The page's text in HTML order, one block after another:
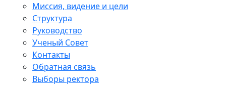
Миссия, видение и цели
Структура
Руководство
Ученый Совет
Контакты
Обратная связь
Выборы ректора